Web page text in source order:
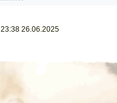
23:38 26.06.2025